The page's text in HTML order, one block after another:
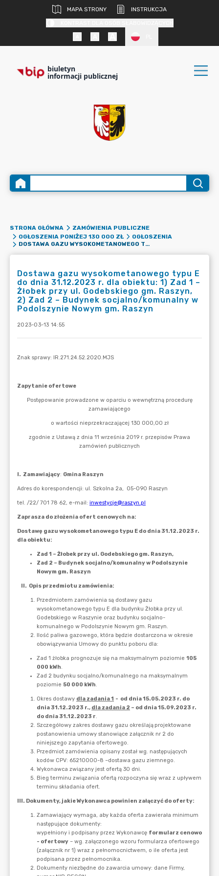
MAPA STRONY
INSTRUKCJA
biuletyn
informacji publicznej
STRONA GŁÓWNA
ZAMÓWIENIA PUBLICZNE
OGŁOSZENIA PONIŻEJ 130 000 ZŁ
OGŁOSZENIA
DOSTAWA GAZU WYSOKOMETANOWEGO TYPU E DO DNIA 31.12.2023 R. DLA OBIEKTU: 1) ZAD 1 – ŻŁOBEK PRZY UL. GODEBSKIEGO GM. RASZYN, 2) ZAD 2 – BUDYNEK SOCJALNO/KOMUNALNY W PODOLSZYNIE NOWYM GM. RASZYN
Dostawa gazu wysokometanowego typu E
do dnia 31.12.2023 r. dla obiektu: 1) Zad 1 –
Żłobek przy ul. Godebskiego gm. Raszyn,
2) Zad 2 – Budynek socjalno/komunalny w
Podolszynie Nowym gm. Raszyn
2023-03-13 14:55